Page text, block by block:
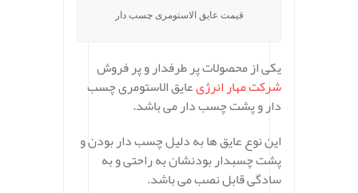
قیمت عایق الاستومری چسب دار
یکی از محصولات پر طرفدار و پر فروش
شرکت مهار انرژیعایق الاستومری چسب
دار و پشت چسب دار می باشد.
این نوع عایق ها به دلیل چسب دار بودن و
پشت چسبدار بودنشان به راحتی و به
سادگی قابل نصب می باشد.